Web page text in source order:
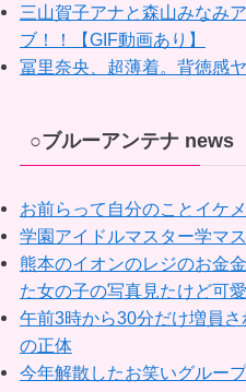
三山賀子アナと森山みなみ
ブ！！【GIF動画あり】
冨里奈央、超薄着。背徳感
○ブルーアンテナ news
お前らって自分のことイケ
学園アイドルマスター学マ
熊本のイオンのレジのお金
た女の子の写真見たけど可
午前3時から30分だけ増員
の正体
今年解散したお笑いグルー